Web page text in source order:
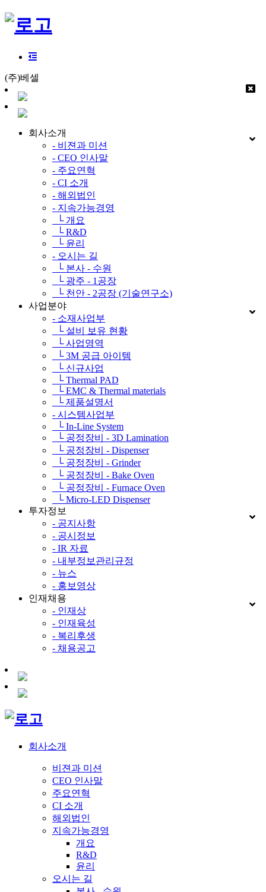
(주)베셀
회사소개
- 비젼과 미션
- CEO 인사말
- 주요연혁
- CI 소개
- 해외법인
- 지속가능경영
└ 개요
└ R&D
└ 윤리
- 오시는 길
└ 본사 - 수원
└ 광주 - 1공장
└ 천안 - 2공장 (기술연구소)
사업분야
- 소재사업부
└ 설비 보유 현황
└ 사업영역
└ 3M 공급 아이템
└ 신규사업
└ Thermal PAD
└ EMC & Thermal materials
└ 제품설명서
- 시스템사업부
└ In-Line System
└ 공정장비 - 3D Lamination
└ 공정장비 - Dispenser
└ 공정장비 - Grinder
└ 공정장비 - Bake Oven
└ 공정장비 - Furnace Oven
└ Micro-LED Dispenser
투자정보
- 공지사항
- 공시정보
- IR 자료
- 내부정보관리규정
- 뉴스
- 홍보영상
인재채용
- 인재상
- 인재육성
- 복리후생
- 채용공고
회사소개
비젼과 미션
CEO 인사말
주요연혁
CI 소개
해외법인
지속가능경영
개요
R&D
윤리
오시는 길